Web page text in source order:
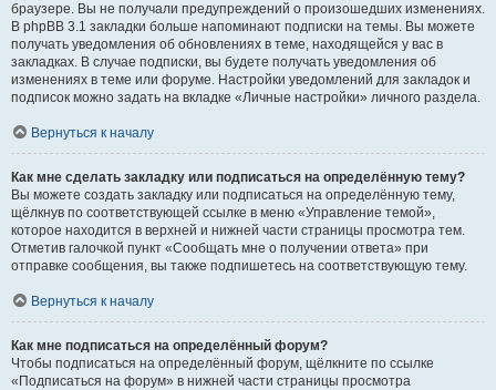
браузере. Вы не получали предупреждений о произошедших изменениях.
В phpBB 3.1 закладки больше напоминают подписки на темы. Вы можете
получать уведомления об обновлениях в теме, находящейся у вас в
закладках. В случае подписки, вы будете получать уведомления об
изменениях в теме или форуме. Настройки уведомлений для закладок и
подписок можно задать на вкладке «Личные настройки» личного раздела.
Вернуться к началу
Как мне сделать закладку или подписаться на определённую тему?
Вы можете создать закладку или подписаться на определённую тему,
щёлкнув по соответствующей ссылке в меню «Управление темой»,
которое находится в верхней и нижней части страницы просмотра тем.
Отметив галочкой пункт «Сообщать мне о получении ответа» при
отправке сообщения, вы также подпишетесь на соответствующую тему.
Вернуться к началу
Как мне подписаться на определённый форум?
Чтобы подписаться на определённый форум, щёлкните по ссылке
«Подписаться на форум» в нижней части страницы просмотра